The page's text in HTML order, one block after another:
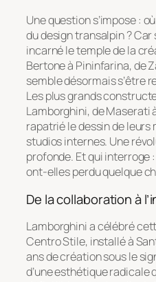
Une question s’impose :
du design transalpin ? Car
incarné le temple de la
Bertone à Pininfarina, de
semble désormais s’être
Les plus grands
Lamborghini, de Maserati
rapatrié le dessin de leurs
studios internes. Une
profonde. Et qui interroge
ont-elles perdu quelque
De la collaboration à
Lamborghini a célébré
Centro Stile, installé à
ans de création sous le
d’une esthétique radicale